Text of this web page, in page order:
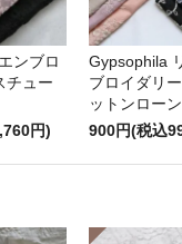
ンブロ
チュー
円)
Gypsophila
ブロイダリ
ットンロー
900円(税込